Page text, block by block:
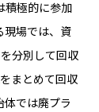
積極的に参加
現場では、資
分別して回収
まとめて回収
体では廃プラ